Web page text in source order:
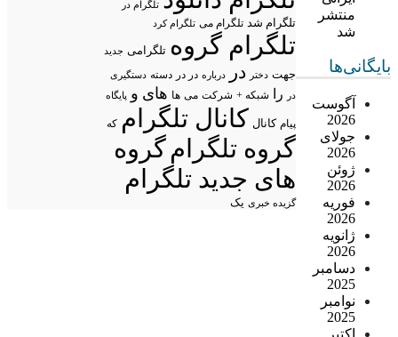
منتشر
شد
بایگانی‌ها
آگوست
2026
جولای
2026
ژوئن
2026
فوریه
2026
ژانویه
2026
دسامبر
2025
نوامبر
2025
تلگرام در
تلگرام شد تلگرام می تلگرام کرد
تلگرام گروه تلگرامی جدید
جهت دختر در درباره در در دسته دستگیری
در
را شبکه + شرکت می ها های و پایگاه
پیام کانال کانال تلگرام که
گروه تلگرامگروه
های جدید تلگرام
گزیده خبری یک